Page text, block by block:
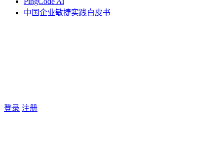
中国企业敏捷实践白皮书
登录 注册